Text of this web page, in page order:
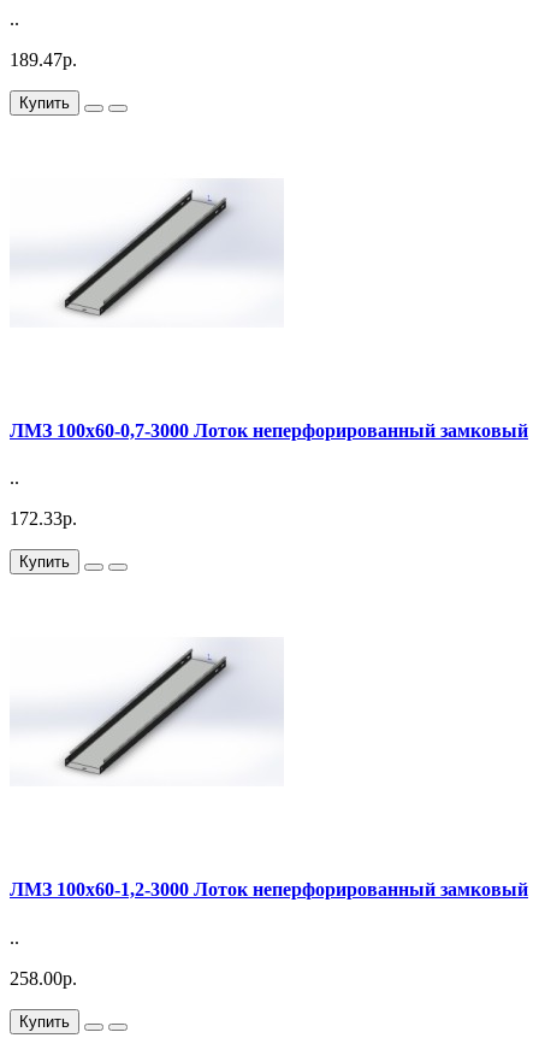
..
189.47р.
Купить
ЛМЗ 100х60-0,7-3000 Лоток неперфорированный замковый
..
172.33р.
Купить
ЛМЗ 100х60-1,2-3000 Лоток неперфорированный замковый
..
258.00р.
Купить